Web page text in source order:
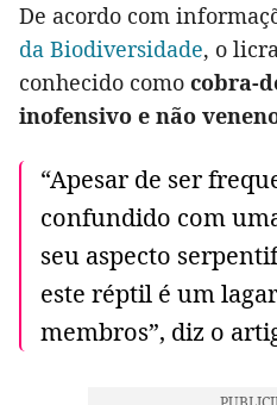
De acordo com
da Biodiversidade, o
conhecido como cobra-
inofensivo e não
“Apesar de ser
confundido com
seu aspecto
este réptil é um
membros”, diz o